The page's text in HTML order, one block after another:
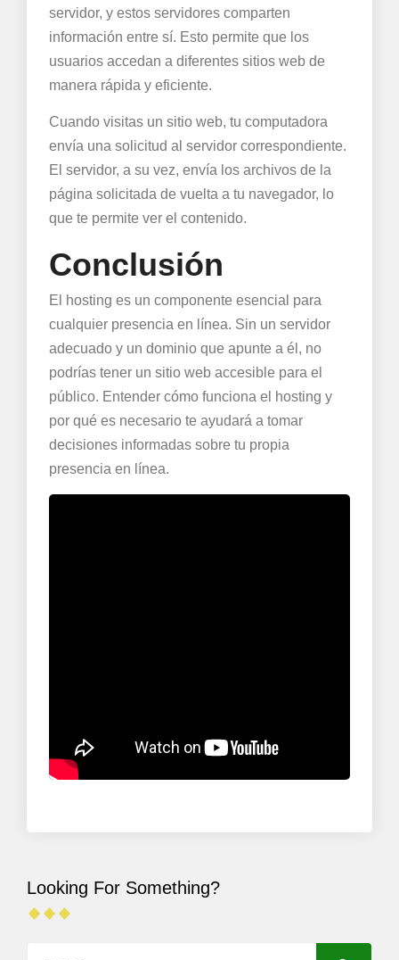
servidor, y estos servidores comparten
información entre sí. Esto permite que los
usuarios accedan a diferentes sitios web de
manera rápida y eficiente.
Cuando visitas un sitio web, tu computadora
envía una solicitud al servidor correspondiente.
El servidor, a su vez, envía los archivos de la
página solicitada de vuelta a tu navegador, lo
que te permite ver el contenido.
Conclusión
El hosting es un componente esencial para
cualquier presencia en línea. Sin un servidor
adecuado y un dominio que apunte a él, no
podrías tener un sitio web accesible para el
público. Entender cómo funciona el hosting y
por qué es necesario te ayudará a tomar
decisiones informadas sobre tu propia
presencia en línea.
Looking For Something?